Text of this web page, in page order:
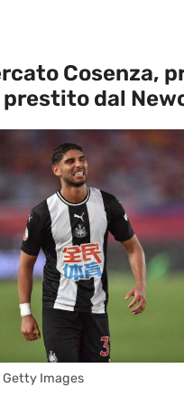
Cosenza,
prestito dal
Getty Images